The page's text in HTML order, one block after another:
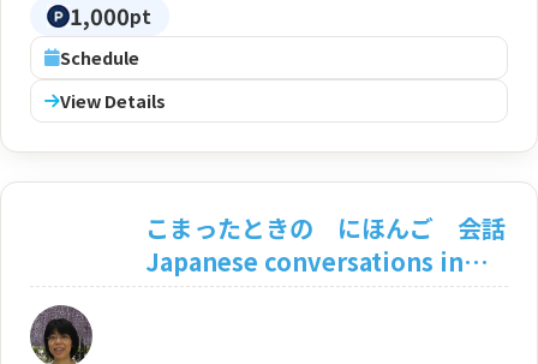
1,000pt
Schedule
View Details
こまったときの にほんご 会話
Japanese conversations in
trouble